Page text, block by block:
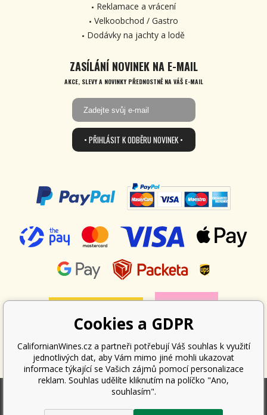
Reklamace a vrácení
Velkoobchod / Gastro
Dodávky na jachty a lodě
ZASÍLÁNÍ NOVINEK NA E-MAIL
AKCE, SLEVY A NOVINKY PŘEDNOSTNĚ NA VÁŠ E-MAIL
• PŘIHLÁSIT K ODBĚRU NOVINEK •
Podle zákona o evidenci tržeb je prodávající povinen vystavit kupujícímu
Cookies a GDPR
CalifornianWines.cz a partneři potřebují Váš souhlas k využití
jednotlivých dat, aby Vám mimo jiné mohli ukazovat
informace týkající se Vašich zájmů pomocí personalizace
reklam. Souhlas udělíte kliknutím na políčko "Ano,
souhlasím".